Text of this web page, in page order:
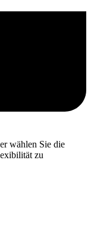
wählen Sie die
zu